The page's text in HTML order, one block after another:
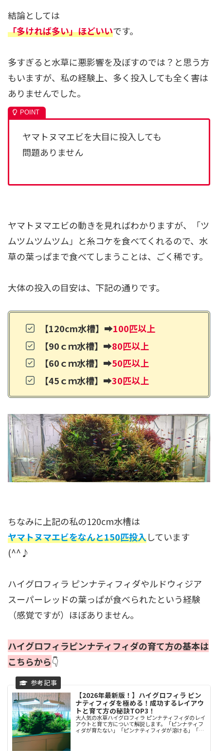
結論としては
「多ければ多い」ほどいいです。
多すぎると水草に悪影響を及ぼすのでは？と思う方
もいますが、私の経験上、多く投入しても全く害は
ありませんでした。
ヤマトヌマエビを大目に投入しても
問題ありません
ヤマトヌマエビの動きを見ればわかりますが、「ツ
ムツムツムツム 」と糸コケを食べてくれるので、水
草の葉っぱまで食べてしまうことは、ごく稀です。
大体の投入の目安は、下記の通りです。
【120cm水槽】➡100匹以上
【90ｃｍ水槽】➡80匹以上
【60ｃｍ水槽】➡50匹以上
【45ｃｍ水槽】➡30匹以上
ちなみに上記の私の120cm水槽は
ヤマトヌマエビをなんと150匹投入しています
(^^♪
ハイグロフィラ ピンナティフィダやルドウィジア
スーパーレッドの葉っぱが食べられたという経験
（感覚ですが）ほぼありません。
ハイグロフィラピンナティフィダの育て方の基本は
こちらから👇
【2026年最新版！】ハイグロフィラ ピン
ナティフィダを極める！成功するレイアウ
トと育て方の秘訣TOP3！
大人気の水草ハイグロフィラ ピンナティフィダのレイ
アウトと育て方について解説します。「ピンナティフ
ィダが育たない」「ピンナティフィダが溶ける」「ピ